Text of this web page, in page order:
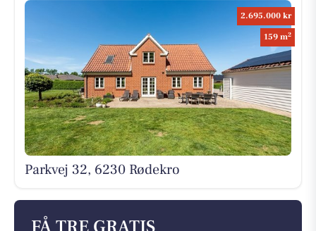
2.695.000 kr
159 m2
Parkvej 32, 6230 Rødekro